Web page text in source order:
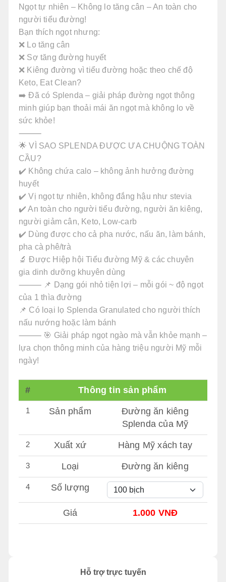
Hỗ trợ trực tuyến
Ngọt tự nhiên – Không lo tăng cân – An toàn cho
người tiểu đường!
Bạn thích ngọt nhưng:
❌ Lo tăng cân
❌ Sợ tăng đường huyết
❌ Kiêng đường vì tiểu đường hoặc theo chế độ
Keto, Eat Clean?
➡️ Đã có Splenda – giải pháp đường ngọt thông
minh giúp bạn thoải mái ăn ngọt mà không lo về
sức khỏe!
⸻
🌟 VÌ SAO SPLENDA ĐƯỢC ƯA CHUỘNG TOÀN
CẦU?
✔️ Không chứa calo – không ảnh hưởng đường
huyết
✔️ Vị ngọt tự nhiên, không đắng hậu như stevia
✔️ An toàn cho người tiểu đường, người ăn kiêng,
người giảm cân, Keto, Low-carb
✔️ Dùng được cho cả pha nước, nấu ăn, làm bánh,
pha cà phê/trà
🔬 Được Hiệp hội Tiểu đường Mỹ & các chuyên
gia dinh dưỡng khuyên dùng
⸻ 📌 Dạng gói nhỏ tiện lợi – mỗi gói ~ độ ngọt
của 1 thìa đường
📌 Có loại lọ Splenda Granulated cho người thích
nấu nướng hoặc làm bánh
⸻ 🎯 Giải pháp ngọt ngào mà vẫn khỏe mạnh –
lựa chọn thông minh của hàng triệu người Mỹ mỗi
ngày!
# Thông tin sản phẩm
1 Sản phẩm
Đường ăn kiêng
Splenda của Mỹ
2 Xuất xứ Hàng Mỹ xách tay
3 Loại Đường ăn kiêng
4 Số lượng
Giá 1.000 VNĐ